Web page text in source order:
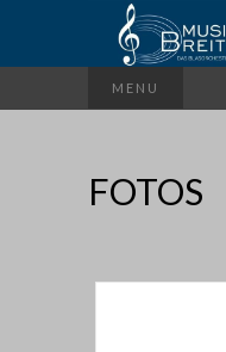
MENU
FOTOS